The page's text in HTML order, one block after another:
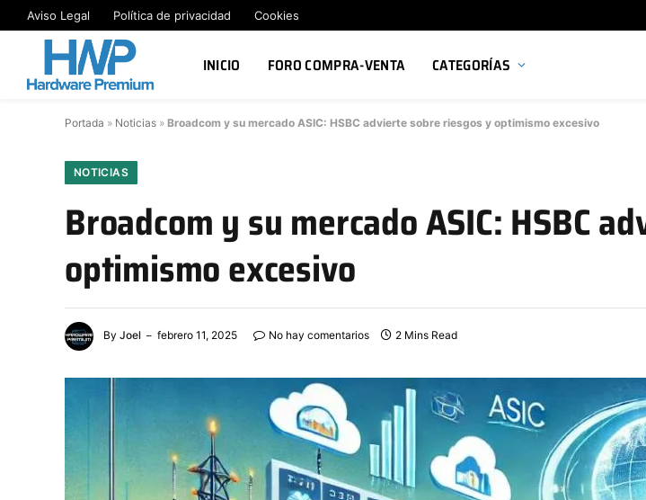
Aviso Legal Política de privacidad Cookies
INICIO FORO COMPRA-VENTA CATEGORÍAS
Portada » Noticias » Broadcom y su mercado ASIC: HSBC advierte sobre riesgos y optimismo excesivo
NOTICIAS
Broadcom y su mercado ASIC: HSBC
optimismo excesivo
By Joel febrero 11, 2025 No hay comentarios 2 Mins Read